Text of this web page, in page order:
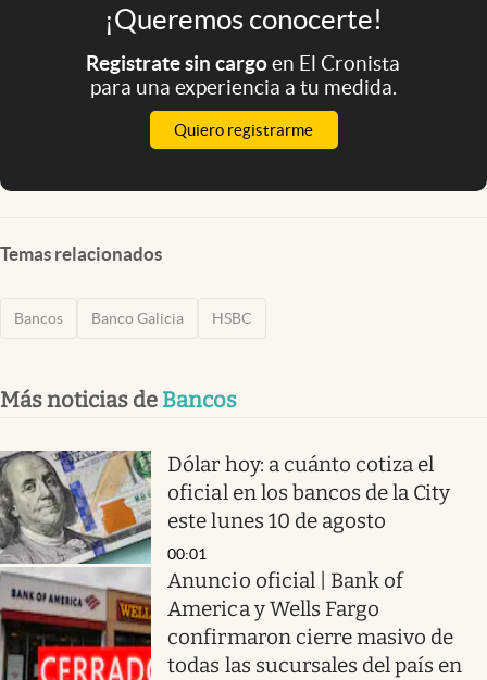
¡Queremos conocerte!
Registrate sin cargoen El Cronista
para una experiencia a tu medida.
Quiero registrarme
Temas relacionados
Bancos Banco Galicia HSBC
Más noticias de Bancos
Dólar hoy: a cuánto cotiza el
oficial en los bancos de la City
este lunes 10 de agosto
00:01
Anuncio oficial | Bank of
America y Wells Fargo
confirmaron cierre masivo de
todas las sucursales del país en